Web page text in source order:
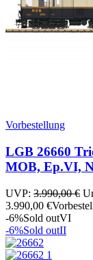
Vorbestellung
LGB 26660
MOB, Ep.VI,
UVP: 3.990,00€
3.990,00 €
-6%Sold outVI
-6%Sold outII